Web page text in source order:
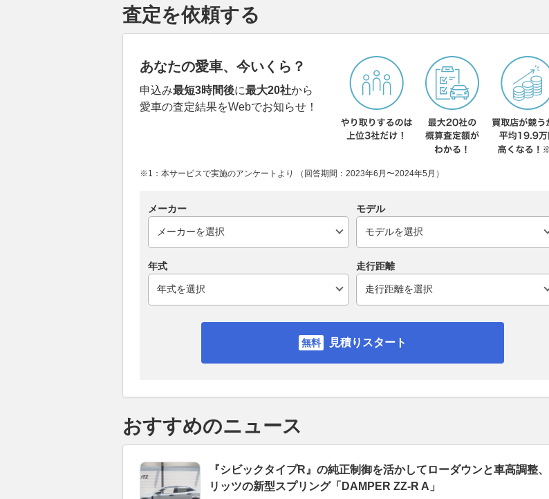
査定を依頼する
あなたの愛車、今いくら？
申込み最短3時間後に最大20社から
愛車の査定結果をWebでお知らせ！
※1：本サービスで実施のアンケートより （回答期間：2023年6月〜2024年5月）
メーカー モデル
年式 走行距離
見積りスタート
おすすめのニュース
『シビックタイプR』の純正制御を活かしてローダウンと車高調整
リッツの新型スプリング「DAMPER ZZ-R A」